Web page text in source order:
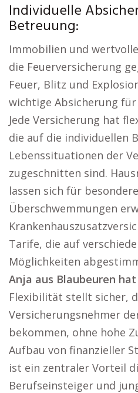
Individuelle
Betreuung:
Immobilien und
die Feuerversicherung
Feuer, Blitz und
wichtige Absicherung
Jede Versicherung hat
die auf die individuellen
Lebenssituationen der
zugeschnitten sind.
lassen sich für
Überschwemmungen
Tarife, die auf
Möglichkeiten
Anja aus Blaubeuren
Flexibilität stellt sicher,
Versicherungsnehmer
bekommen, ohne hohe
Aufbau von finanzieller
ist ein zentraler Vorteil
Berufseinsteiger und